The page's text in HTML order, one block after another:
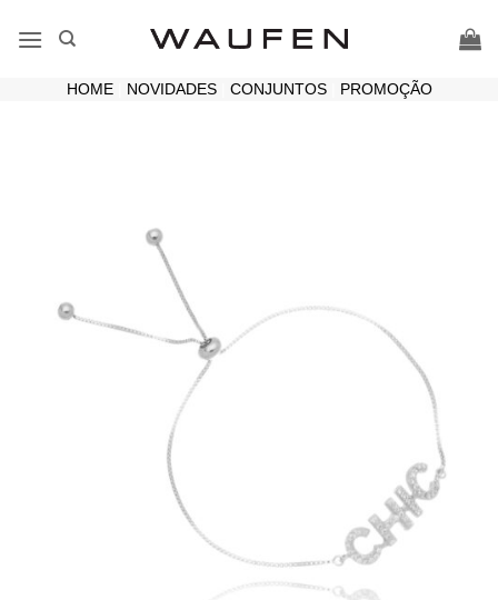
HOME| NOVIDADES| CONJUNTOS| PROMOÇÃO